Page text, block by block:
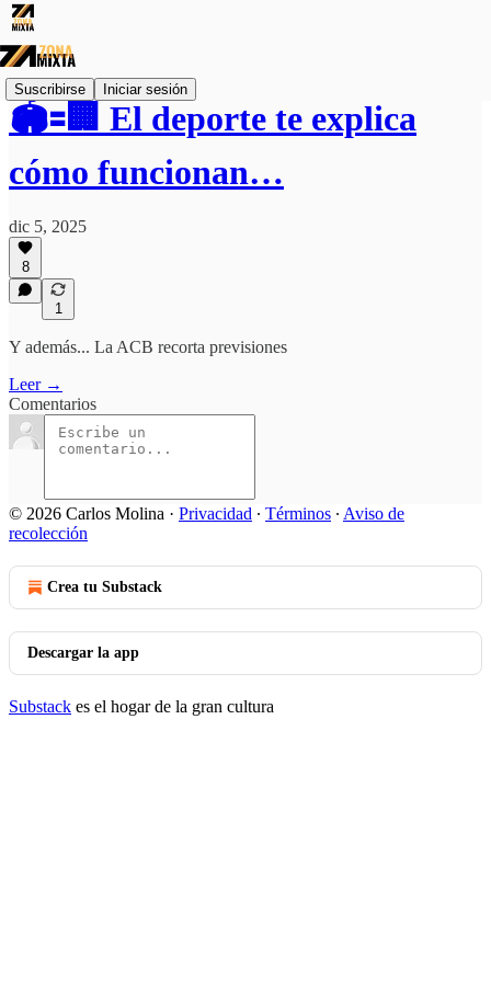
Suscribirse Iniciar sesión
🏟️🟰🏢 El deporte te explica
cómo funcionan…
dic 5, 2025
8
1
Y además... La ACB recorta previsiones
Leer →
Comentarios
© 2026 Carlos Molina · Privacidad ∙ Términos ∙ Aviso de
recolección
Crea tu Substack
Descargar la app
Substack es el hogar de la gran cultura